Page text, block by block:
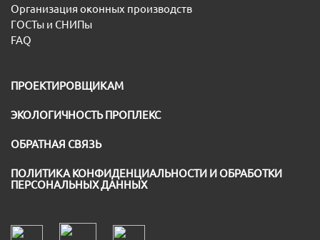
Организация оконных производств
ГОСТы и СНИПы
FAQ
ПРОЕКТИРОВЩИКАМ
ЭКОЛОГИЧНОСТЬ ПРОПЛЕКС
ОБРАТНАЯ СВЯЗЬ
ПОЛИТИКА КОНФИДЕНЦИАЛЬНОСТИ И ОБРАБОТКИ
ПЕРСОНАЛЬНЫХ ДАННЫХ